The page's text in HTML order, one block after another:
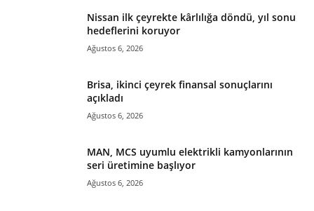
Nissan ilk çeyrekte kârlılığa döndü, yıl sonu
hedeflerini koruyor
Ağustos 6, 2026
Brisa, ikinci çeyrek finansal sonuçlarını
açıkladı
Ağustos 6, 2026
MAN, MCS uyumlu elektrikli kamyonlarının
seri üretimine başlıyor
Ağustos 6, 2026